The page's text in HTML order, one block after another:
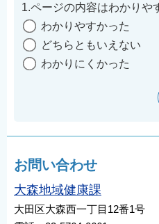
1.ページの内容はわかりや
わかりやすかった
どちらともいえない
わかりにくかった
お問い合わせ
大森地域健康課
大田区大森西一丁目12番1号